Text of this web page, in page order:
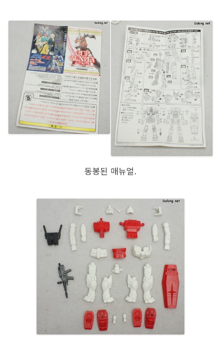
동봉된 매뉴얼.